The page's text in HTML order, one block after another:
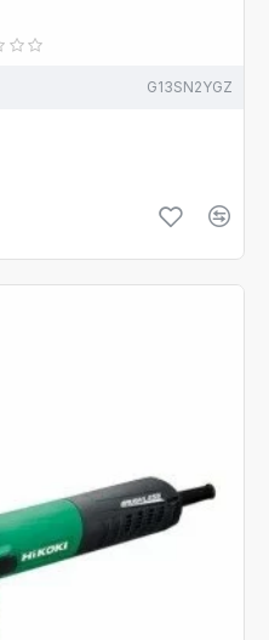
G13SN2YGZ